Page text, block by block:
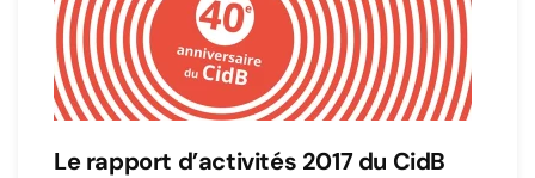
Le rapport d’activités 2017 du CidB